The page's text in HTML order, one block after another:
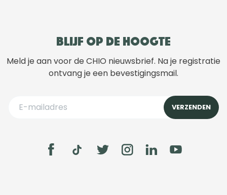
Blijf op de hoogte
Meld je aan voor de CHIO nieuwsbrief. Na je registratie
ontvang je een bevestigingsmail.